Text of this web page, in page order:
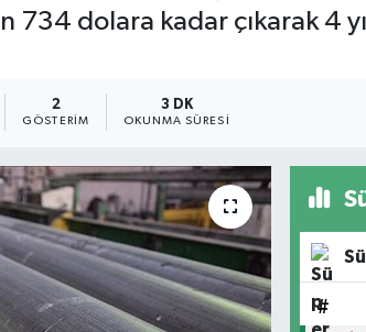
dolara kadar çıkarak 4
2
GÖSTERIM
3 DK
OKUNMA SÜRESI
#